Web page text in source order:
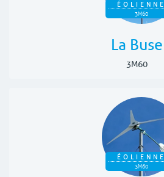
ÉOLIENNE
3M60
La Buse
3M60
ÉOLIENNE
3M60